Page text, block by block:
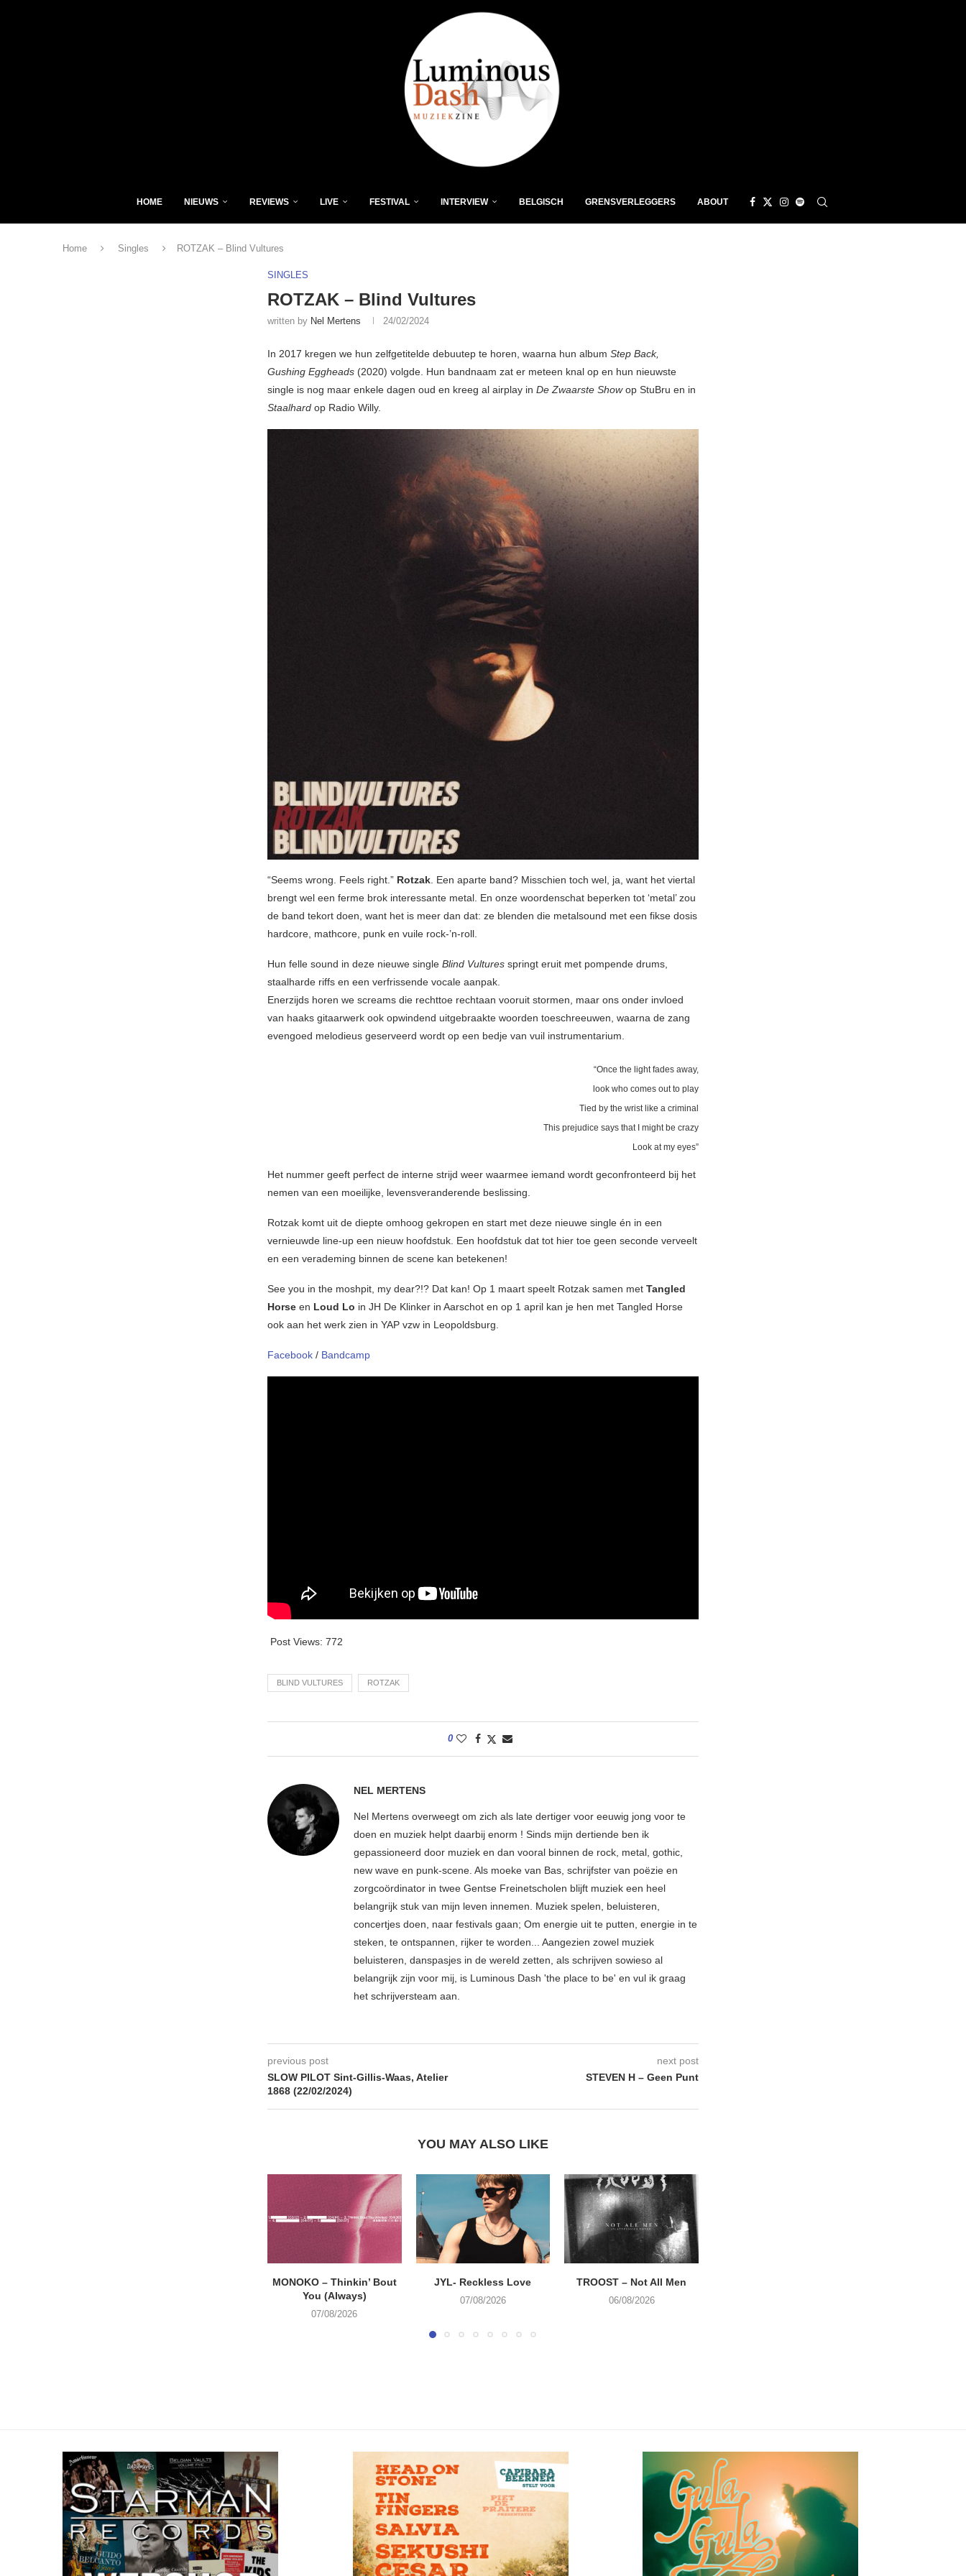
HOME NIEUWS REVIEWS LIVE FESTIVAL INTERVIEW BELGISCH GRENSVERLEGGERS ABOUT
Home Singles ROTZAK – Blind Vultures
SINGLES
ROTZAK – Blind Vultures
written by Nel Mertens 24/02/2024
In 2017 kregen we hun zelfgetitelde debuutep te horen, waarna hun album Step Back,
Gushing Eggheads (2020) volgde. Hun bandnaam zat er meteen knal op en hun nieuwste
single is nog maar enkele dagen oud en kreeg al airplay in De Zwaarste Showop StuBru en in
Staalhard op Radio Willy.
“Seems wrong. Feels right.” Rotzak. Een aparte band? Misschien toch wel, ja, want het viertal
brengt wel een ferme brok interessante metal. En onze woordenschat beperken tot ‘metal’ zou
de band tekort doen, want het is meer dan dat: ze blenden die metalsound met een fikse dosis
hardcore, mathcore, punk en vuile rock-’n-roll.
Hun felle sound in deze nieuwe single Blind Vultures springt eruit met pompende drums,
staalharde riffs en een verfrissende vocale aanpak.
Enerzijds horen we screams die rechttoe rechtaan vooruit stormen, maar ons onder invloed
van haaks gitaarwerk ook opwindend uitgebraakte woorden toeschreeuwen, waarna de zang
evengoed melodieus geserveerd wordt op een bedje van vuil instrumentarium.
“Once the light fades away,
look who comes out to play
Tied by the wrist like a criminal
This prejudice says that I might be crazy
Look at my eyes”
Het nummer geeft perfect de interne strijd weer waarmee iemand wordt geconfronteerd bij het
nemen van een moeilijke, levensveranderende beslissing.
Rotzak komt uit de diepte omhoog gekropen en start met deze nieuwe single én in een
vernieuwde line-up een nieuw hoofdstuk. Een hoofdstuk dat tot hier toe geen seconde verveelt
en een verademing binnen de scene kan betekenen!
See you in the moshpit, my dear?!? Dat kan! Op 1 maart speelt Rotzak samen met Tangled
Horse en Loud Lo in JH De Klinker in Aarschot en op 1 april kan je hen met Tangled Horse
ook aan het werk zien in YAP vzw in Leopoldsburg.
Facebook / Bandcamp
Post Views: 772
BLIND VULTURES ROTZAK
0
NEL MERTENS
Nel Mertens overweegt om zich als late dertiger voor eeuwig jong voor te
doen en muziek helpt daarbij enorm ! Sinds mijn dertiende ben ik
gepassioneerd door muziek en dan vooral binnen de rock, metal, gothic,
new wave en punk-scene. Als moeke van Bas, schrijfster van poëzie en
zorgcoördinator in twee Gentse Freinetscholen blijft muziek een heel
belangrijk stuk van mijn leven innemen. Muziek spelen, beluisteren,
concertjes doen, naar festivals gaan; Om energie uit te putten, energie in te
steken, te ontspannen, rijker te worden... Aangezien zowel muziek
beluisteren, danspasjes in de wereld zetten, als schrijven sowieso al
belangrijk zijn voor mij, is Luminous Dash 'the place to be' en vul ik graag
het schrijversteam aan.
previous post
SLOW PILOT Sint-Gillis-Waas, Atelier
1868 (22/02/2024)
next post
STEVEN H – Geen Punt
YOU MAY ALSO LIKE
MONOKO – Thinkin’ Bout
You (Always)
07/08/2026
JYL- Reckless Love
07/08/2026
TROOST – Not All Men
06/08/2026